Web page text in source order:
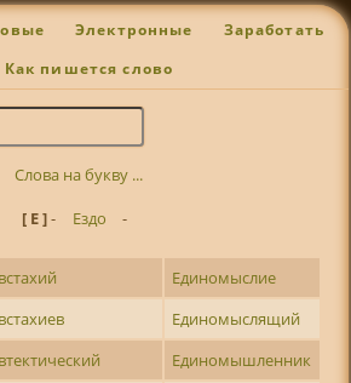
Электронные Заработать
Как пишется слово
Слова на букву ...
[ Е ]- Ездо -
Единомыслие
Единомыслящий
Единомышленник